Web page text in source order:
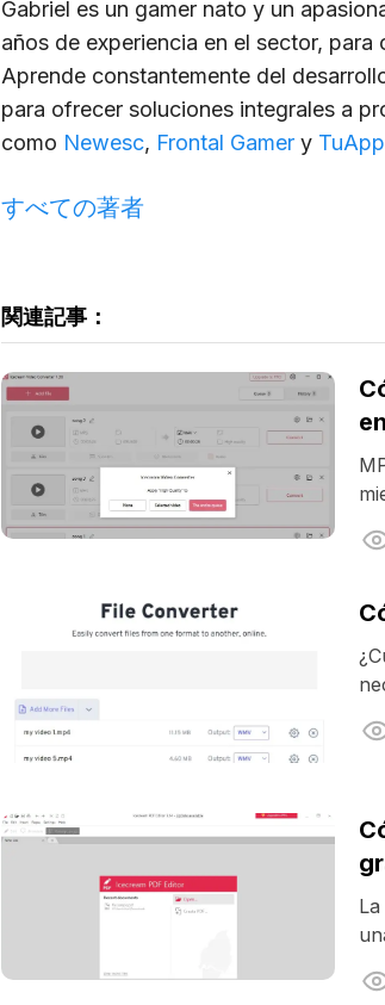
Gabriel es un gamer nato y un
años de experiencia en el sector,
Aprende constantemente del
para ofrecer soluciones integrales a
como Newesc, Frontal Gamer y
すべての著者
関連記事：